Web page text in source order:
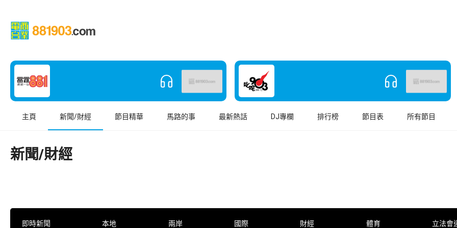
主頁 新聞/財經 節目精華 馬路的事 最新熱話 DJ專欄 排行榜 節目表 所有節目
新聞/財經
即時新聞 本地 兩岸 國際 財經 體育 立法會